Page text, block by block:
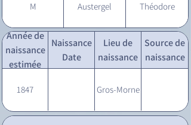
M Austergel Théodore
Année de
naissance
estimée
Naissance
Date
Lieu de
naissance
Source de
naissance
1847 Gros-Morne